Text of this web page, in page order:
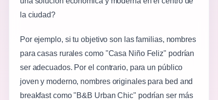
la ciudad?
Por ejemplo, si tu objetivo son las familias, nombres
para casas rurales como "Casa Niño Feliz" podrían
ser adecuados. Por el contrario, para un público
joven y moderno, nombres originales para bed and
breakfast como "B&B Urban Chic" podrían ser más